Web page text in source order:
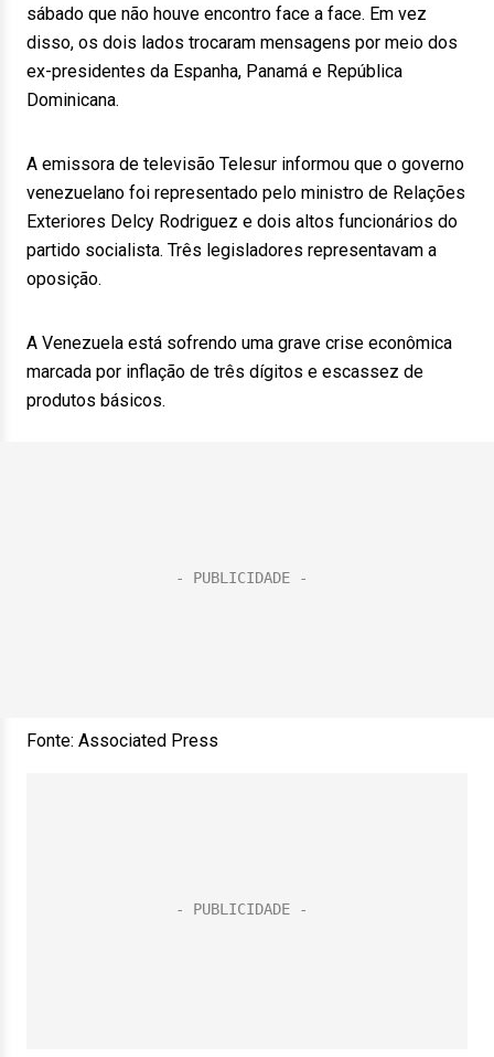
sábado que não houve encontro face a face. Em vez
disso, os dois lados trocaram mensagens por meio dos
ex-presidentes da Espanha, Panamá e República
Dominicana.
A emissora de televisão Telesur informou que o governo
venezuelano foi representado pelo ministro de Relações
Exteriores Delcy Rodriguez e dois altos funcionários do
partido socialista. Três legisladores representavam a
oposição.
A Venezuela está sofrendo uma grave crise econômica
marcada por inflação de três dígitos e escassez de
produtos básicos.
Fonte: Associated Press